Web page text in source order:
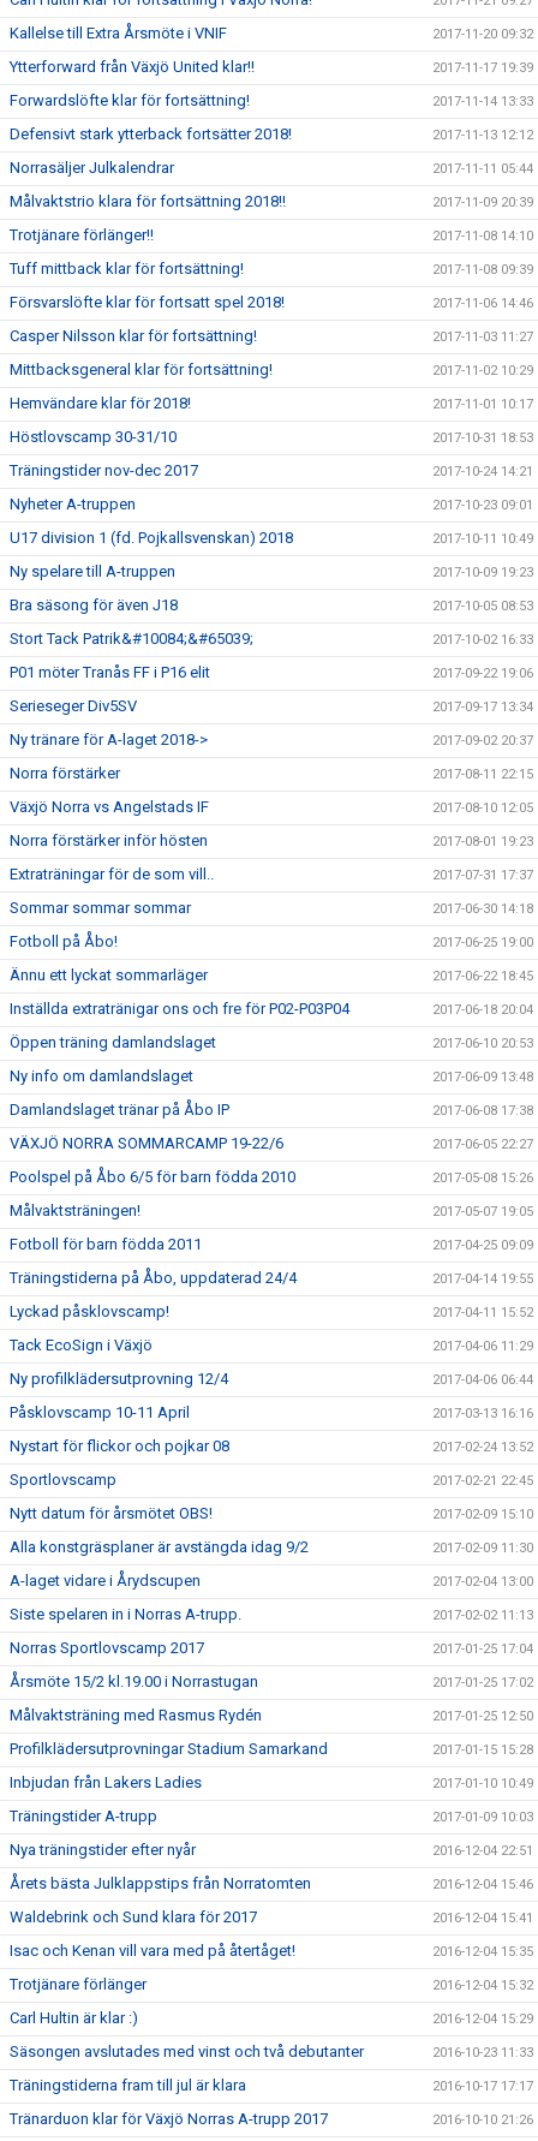
Kallelse till Extra Årsmöte i VNIF 2017-11-20 09:32
Ytterforward från Växjö United klar!! 2017-11-17 19:39
Forwardslöfte klar för fortsättning! 2017-11-14 13:33
Defensivt stark ytterback fortsätter 2018! 2017-11-13 12:12
Norrasäljer Julkalendrar 2017-11-11 05:44
Målvaktstrio klara för fortsättning 2018!! 2017-11-09 20:39
Trotjänare förlänger!! 2017-11-08 14:10
Tuff mittback klar för fortsättning! 2017-11-08 09:39
Försvarslöfte klar för fortsatt spel 2018! 2017-11-06 14:46
Casper Nilsson klar för fortsättning! 2017-11-03 11:27
Mittbacksgeneral klar för fortsättning! 2017-11-02 10:29
Hemvändare klar för 2018! 2017-11-01 10:17
Höstlovscamp 30-31/10 2017-10-31 18:53
Träningstider nov-dec 2017 2017-10-24 14:21
Nyheter A-truppen 2017-10-23 09:01
U17 division 1 (fd. Pojkallsvenskan) 2018 2017-10-11 10:49
Ny spelare till A-truppen 2017-10-09 19:23
Bra säsong för även J18 2017-10-05 08:53
Stort Tack Patrik&#10084;&#65039; 2017-10-02 16:33
P01 möter Tranås FF i P16 elit 2017-09-22 19:06
Serieseger Div5SV 2017-09-17 13:34
Ny tränare för A-laget 2018-> 2017-09-02 20:37
Norra förstärker 2017-08-11 22:15
Växjö Norra vs Angelstads IF 2017-08-10 12:05
Norra förstärker inför hösten 2017-08-01 19:23
Extraträningar för de som vill.. 2017-07-31 17:37
Sommar sommar sommar 2017-06-30 14:18
Fotboll på Åbo! 2017-06-25 19:00
Ännu ett lyckat sommarläger 2017-06-22 18:45
Inställda extratränigar ons och fre för P02-P03P04 2017-06-18 20:04
Öppen träning damlandslaget 2017-06-10 20:53
Ny info om damlandslaget 2017-06-09 13:48
Damlandslaget tränar på Åbo IP 2017-06-08 17:38
VÄXJÖ NORRA SOMMARCAMP 19-22/6 2017-06-05 22:27
Poolspel på Åbo 6/5 för barn födda 2010 2017-05-08 15:26
Målvaktsträningen! 2017-05-07 19:05
Fotboll för barn födda 2011 2017-04-25 09:09
Träningstiderna på Åbo, uppdaterad 24/4 2017-04-14 19:55
Lyckad påsklovscamp! 2017-04-11 15:52
Tack EcoSign i Växjö 2017-04-06 11:29
Ny profilklädersutprovning 12/4 2017-04-06 06:44
Påsklovscamp 10-11 April 2017-03-13 16:16
Nystart för flickor och pojkar 08 2017-02-24 13:52
Sportlovscamp 2017-02-21 22:45
Nytt datum för årsmötet OBS! 2017-02-09 15:10
Alla konstgräsplaner är avstängda idag 9/2 2017-02-09 11:30
A-laget vidare i Årydscupen 2017-02-04 13:00
Siste spelaren in i Norras A-trupp. 2017-02-02 11:13
Norras Sportlovscamp 2017 2017-01-25 17:04
Årsmöte 15/2 kl.19.00 i Norrastugan 2017-01-25 17:02
Målvaktsträning med Rasmus Rydén 2017-01-25 12:50
Profilklädersutprovningar Stadium Samarkand 2017-01-15 15:28
Inbjudan från Lakers Ladies 2017-01-10 10:49
Träningstider A-trupp 2017-01-09 10:03
Nya träningstider efter nyår 2016-12-04 22:51
Årets bästa Julklappstips från Norratomten 2016-12-04 15:46
Waldebrink och Sund klara för 2017 2016-12-04 15:41
Isac och Kenan vill vara med på återtåget! 2016-12-04 15:35
Trotjänare förlänger 2016-12-04 15:32
Carl Hultin är klar :) 2016-12-04 15:29
Säsongen avslutades med vinst och två debutanter 2016-10-23 11:33
Träningstiderna fram till jul är klara 2016-10-17 17:17
Tränarduon klar för Växjö Norras A-trupp 2017 2016-10-10 21:26